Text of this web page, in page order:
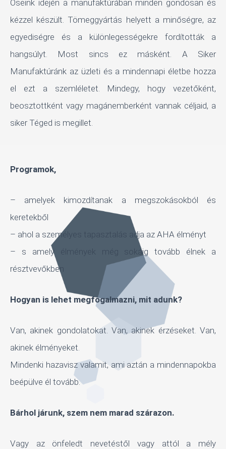
Őseink idején a manufaktúrában minden gondosan és
kézzel készült. Tömeggyártás helyett a minőségre, az
egyediségre és a különlegességekre fordították a
hangsúlyt. Most sincs ez másként. A Siker
Manufaktúránk az üzleti és a mindennapi életbe hozza
el ezt a szemléletet. Mindegy, hogy vezetőként,
beosztottként vagy magánemberként vannak céljaid, a
siker Téged is megillet.
Programok,
– amelyek kimozdítanak a megszokásokból és
keretekből
– ahol a személyes tapasztalás adja az AHA élményt
– s amely élmények még sokáig tovább élnek a
résztvevőkben
Hogyan is lehet megfogalmazni, mit adunk?
Van, akinek gondolatokat. Van, akinek érzéseket. Van,
akinek élményeket.
Mindenki hazavisz valamit, ami aztán a mindennapokba
beépülve él tovább.
Bárhol járunk, szem nem marad szárazon.
Vagy az önfeledt nevetéstől vagy attól a mély